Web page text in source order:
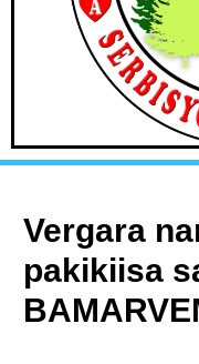
Vergara
pakikiisa